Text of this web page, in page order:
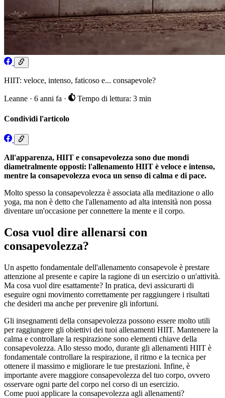
HIIT: veloce, intenso, faticoso e... consapevole?
Leanne · 6 anni fa · Tempo di lettura: 3 min
Condividi l'articolo
All'apparenza, HIIT e consapevolezza sono due mondi
diametralmente opposti: l'allenamento HIIT è veloce e intenso,
mentre la consapevolezza evoca un senso di calma e di pace.
Molto spesso la consapevolezza è associata alla meditazione o allo
yoga, ma non è detto che l'allenamento ad alta intensità non possa
diventare un'occasione per connettere la mente e il corpo.
Cosa vuol dire allenarsi con
consapevolezza?
Un aspetto fondamentale dell'allenamento consapevole è prestare
attenzione al presente e capire la ragione di un esercizio o un'attività.
Ma cosa vuol dire esattamente? In pratica, devi assicurarti di
eseguire ogni movimento correttamente per raggiungere i risultati
che desideri ma anche per prevenire gli infortuni.
Gli insegnamenti della consapevolezza possono essere molto utili
per raggiungere gli obiettivi dei tuoi allenamenti HIIT. Mantenere la
calma e controllare la respirazione sono elementi chiave della
consapevolezza. Allo stesso modo, durante gli allenamenti HIIT è
fondamentale controllare la respirazione, il ritmo e la tecnica per
ottenere il massimo e migliorare le tue prestazioni. Infine, è
importante avere maggiore consapevolezza del tuo corpo, ovvero
osservare ogni parte del corpo nel corso di un esercizio.
Come puoi applicare la consapevolezza agli allenamenti?